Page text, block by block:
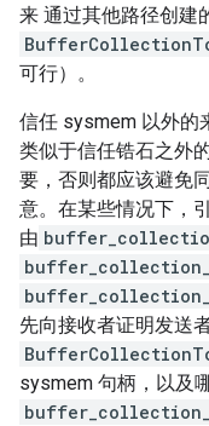
来 通过其他路径创建
可行）。
信任 sysmem 以外的
类似于信任锆石之外
要，否则都应该避免
意。在某些情况下，
由
先向接收者证明发送
sysmem 句柄，以及